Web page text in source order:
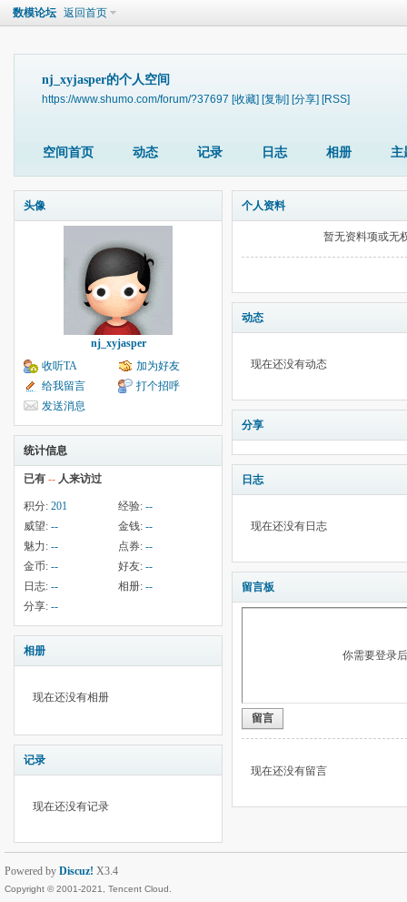
数模论坛 返回首页
nj_xyjasper的个人空间
https://www.shumo.com/forum/?37697 [收藏] [复制] [分享] [RSS]
空间首页 动态 记录 日志 相册 主
头像
nj_xyjasper
收听TA
加为好友
给我留言
打个招呼
发送消息
统计信息
已有 -- 人来访过
积分: 201 经验: --
威望: -- 金钱: --
魅力: -- 点券: --
金币: -- 好友: --
日志: -- 相册: --
分享: --
相册
现在还没有相册
记录
现在还没有记录
个人资料
暂无资料项或无
动态
现在还没有动态
分享
日志
现在还没有日志
留言板
你需要登录
留言
现在还没有留言
Powered by Discuz! X3.4
Copyright © 2001-2021, Tencent Cloud.